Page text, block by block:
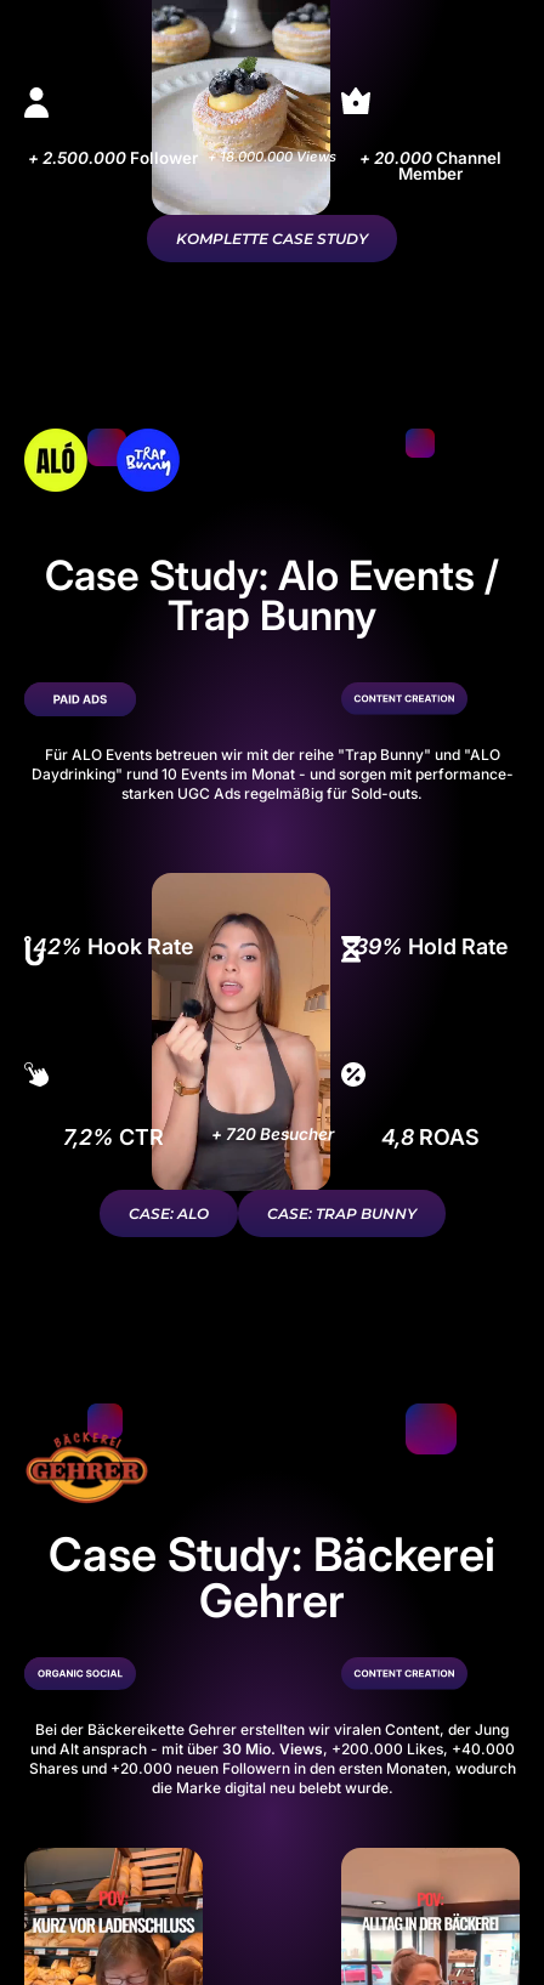
+ 2.500.000 Follower + 20.000Channel
Member
+ 18.000.000 Views
KOMPLETTE CASE STUDY
Case Study: Alo Events /
Trap Bunny
Für ALO Events betreuen wir mit der reihe "Trap Bunny" und "ALO
Daydrinking" rund 10 Events im Monat - und sorgen mit performance-
starken UGC Ads regelmäßig für Sold-outs.
+ 720 Besucher
7,2% CTR
42% Hook Rate 39% Hold Rate
4,8 ROAS
CASE: ALO CASE: TRAP BUNNY
Case Study: Bäckerei
Gehrer
Bei der Bäckereikette Gehrer erstellten wir viralen Content, der Jung
und Alt ansprach - mit über 30 Mio. Views, +200.000 Likes, +40.000
Shares und +20.000 neuen Followern in den ersten Monaten, wodurch
die Marke digital neu belebt wurde.